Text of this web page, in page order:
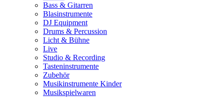
Bass & Gitarren
Blasinstrumente
DJ Equipment
Drums & Percussion
Licht & Bühne
Live
Studio & Recording
Tasteninstrumente
Zubehör
Musikinstrumente Kinder
Musikspielwaren